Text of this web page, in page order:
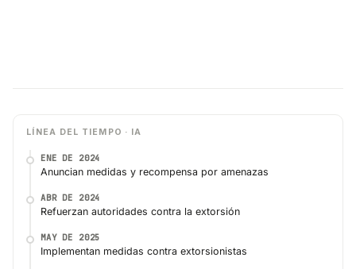
LÍNEA DEL TIEMPO · IA
ENE DE 2024
Anuncian medidas y recompensa por amenazas
ABR DE 2024
Refuerzan autoridades contra la extorsión
MAY DE 2025
Implementan medidas contra extorsionistas